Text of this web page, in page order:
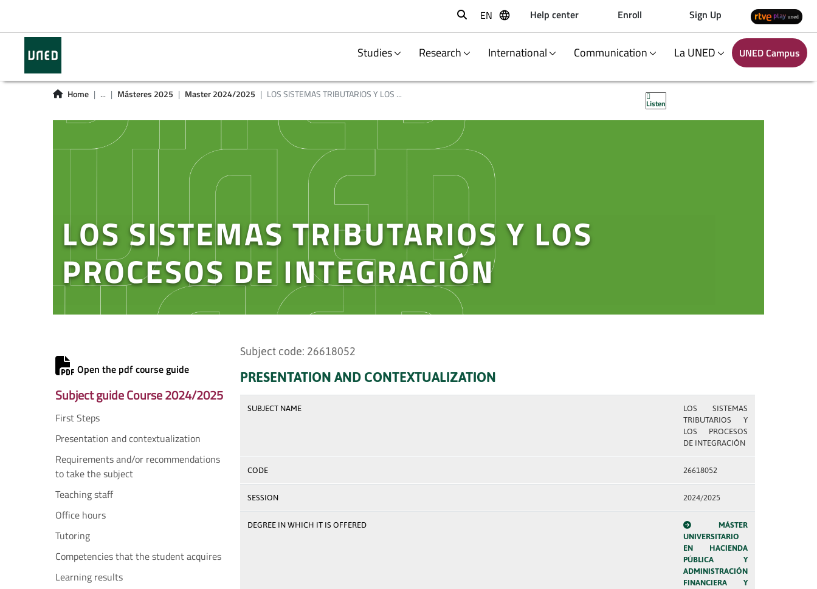
Buscar
EN Help center Enroll Sign Up
Studies Research International Communication La UNED UNED Campus
Home ... Másteres 2025 Master 2024/2025 LOS SISTEMAS TRIBUTARIOS Y LOS ...
Listen
LOS SISTEMAS TRIBUTARIOS Y LOS
PROCESOS DE INTEGRACIÓN
Open the pdf course guide
Subject guide Course 2024/2025
First Steps
Presentation and contextualization
Requirements and/or recommendations
to take the subject
Teaching staff
Office hours
Tutoring
Competencies that the student acquires
Learning results
Subject code: 26618052
PRESENTATION AND CONTEXTUALIZATION
SUBJECT NAME
LOS SISTEMAS
TRIBUTARIOS Y
LOS PROCESOS
DE INTEGRACIÓN
CODE 26618052
SESSION 2024/2025
DEGREE IN WHICH IT IS OFFERED
MÁSTER
UNIVERSITARIO
EN HACIENDA
PÚBLICA Y
ADMINISTRACIÓN
FINANCIERA Y